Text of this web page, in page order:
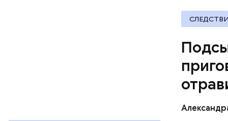
Видео: